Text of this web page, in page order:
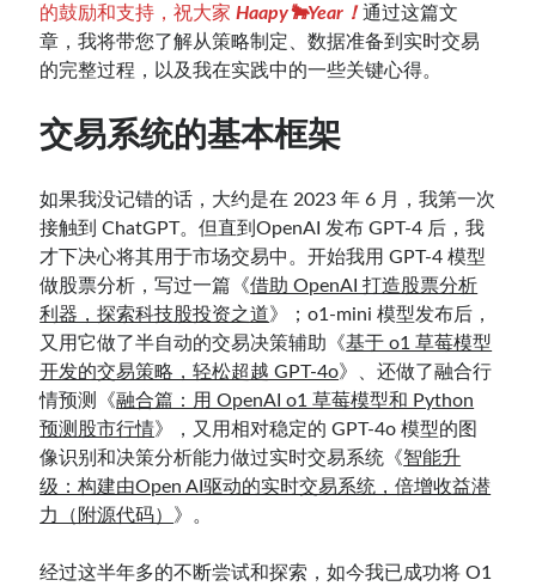
的鼓励和支持，祝大家 Haapy🐂Year！通过这篇文
章，我将带您了解从策略制定、数据准备到实时交易
的完整过程，以及我在实践中的一些关键心得。
交易系统的基本框架
如果我没记错的话，大约是在 2023 年 6 月，我第一次
接触到 ChatGPT。但直到OpenAI 发布 GPT-4 后，我
才下决心将其用于市场交易中。开始我用 GPT-4 模型
做股票分析，写过一篇《借助 OpenAI 打造股票分析
利器，探索科技股投资之道》；o1-mini 模型发布后，
又用它做了半自动的交易决策辅助《基于 o1 草莓模型
开发的交易策略，轻松超越 GPT-4o》、还做了融合行
情预测《融合篇：用 OpenAI o1 草莓模型和 Python
预测股市行情》，又用相对稳定的 GPT-4o 模型的图
像识别和决策分析能力做过实时交易系统《智能升
级：构建由Open AI驱动的实时交易系统，倍增收益潜
力（附源代码） 》。
经过这半年多的不断尝试和探索，如今我已成功将 O1